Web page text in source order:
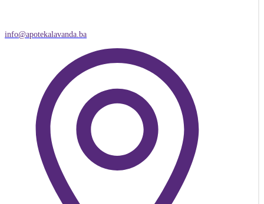
info@apotekalavanda.ba